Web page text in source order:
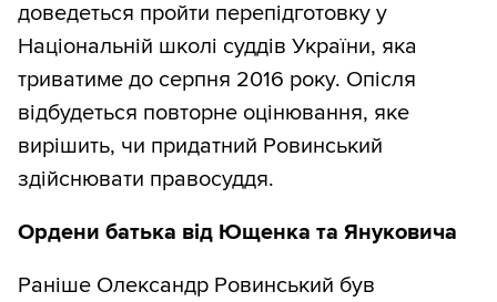
доведеться пройти перепідготовку у
Національній школі суддів України, яка
триватиме до серпня 2016 року. Опісля
відбудеться повторне оцінювання, яке
вирішить, чи придатний Ровинський
здійснювати правосуддя.
Ордени батька від Ющенка та Януковича
Раніше Олександр Ровинський був